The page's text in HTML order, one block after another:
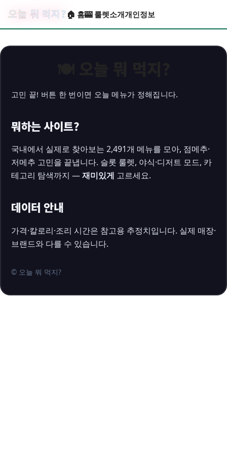
오늘 뭐 먹지? 🏠 홈🎰 룰렛소개개인정보
고민 끝! 버튼 한 번이면 오늘 메뉴가 정해집니다.
뭐하는 사이트?
국내에서 실제로 찾아보는 2,491개 메뉴를 모아, 점메추·
저메추 고민을 끝냅니다. 슬롯 룰렛, 야식·디저트 모드, 카
테고리 탐색까지 —재미있게 고르세요.
데이터 안내
가격·칼로리·조리 시간은 참고용 추정치입니다. 실제 매장·
브랜드와 다를 수 있습니다.
© 오늘 뭐 먹지?